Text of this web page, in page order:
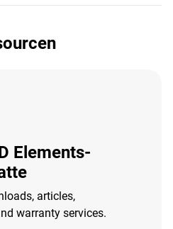
Elements-
articles,
warranty services.